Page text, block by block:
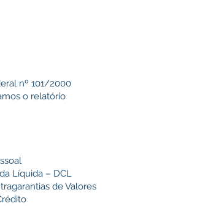
nº 101/2000
o relatório
Líquida – DCL
de Valores